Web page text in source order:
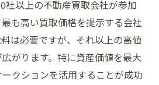
社以上の不動産買取会社が参加
も高い買取価格を提示する会社
は必要ですが、それ以上の高値
がります。特に資産価値を最大
クションを活用することが成功